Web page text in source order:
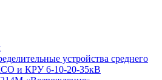
устройства среднего
и КРУ 6-10-20-35кВ